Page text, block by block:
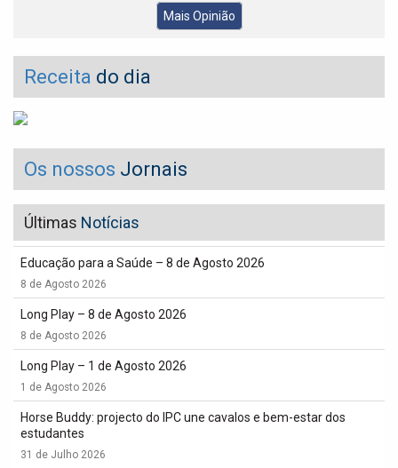
Mais Opinião
Receita do dia
Os nossos Jornais
Últimas Notícias
Educação para a Saúde – 8 de Agosto 2026
8 de Agosto 2026
Long Play – 8 de Agosto 2026
8 de Agosto 2026
Long Play – 1 de Agosto 2026
1 de Agosto 2026
Horse Buddy: projecto do IPC une cavalos e bem-estar dos
estudantes
31 de Julho 2026